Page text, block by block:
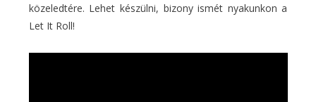
közeledtére. Lehet készülni, bizony ismét nyakunkon a
Let It Roll!